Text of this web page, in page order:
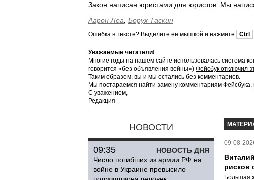
Закон написан юристами для юристов. Мы
Аарон Леа Борух Таскин
Ошибка в тексте? Выделите ее мышкой и нажмите Ctrl
Уважаемые читатели!
Многие годы на нашем сайте использовалась система
говорится «без объявления войны») Фейсбук отключил
Таким образом, вы и мы остались без комментариев.
Мы постараемся найти замену комментариям Фейсбука,
С уважением,
Редакция
НОВОСТИ
НОВОСТЬ ДНЯ
09:35
Число погибших из армии РФ на
войне в Украине превысило
09-08-
рисков
Большая